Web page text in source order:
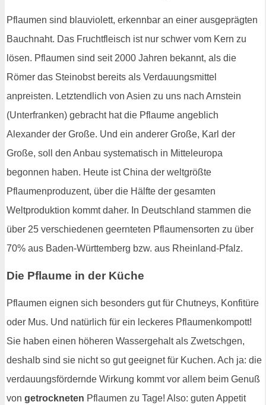
Pflaumen sind blauviolett, erkennbar an einer ausgeprägten
Bauchnaht. Das Fruchtfleisch ist nur schwer vom Kern zu
lösen. Pflaumen sind seit 2000 Jahren bekannt, als die
Römer das Steinobst bereits als Verdauungsmittel
anpreisten. Letztendlich von Asien zu uns nach Arnstein
(Unterfranken) gebracht hat die Pflaume angeblich
Alexander der Große. Und ein anderer Große, Karl der
Große, soll den Anbau systematisch in Mitteleuropa
begonnen haben. Heute ist China der weltgrößte
Pflaumenproduzent, über die Hälfte der gesamten
Weltproduktion kommt daher. In Deutschland stammen die
über 25 verschiedenen geernteten Pflaumensorten zu über
70% aus Baden-Württemberg bzw. aus Rheinland-Pfalz.
Die Pflaume in der Küche
Pflaumen eignen sich besonders gut für Chutneys, Konfitüre
oder Mus. Und natürlich für ein leckeres Pflaumenkompott!
Sie haben einen höheren Wassergehalt als Zwetschgen,
deshalb sind sie nicht so gut geeignet für Kuchen. Ach ja: die
verdauungsfördernde Wirkung kommt vor allem beim Genuß
von getrockneten Pflaumen zu Tage! Also: guten Appetit